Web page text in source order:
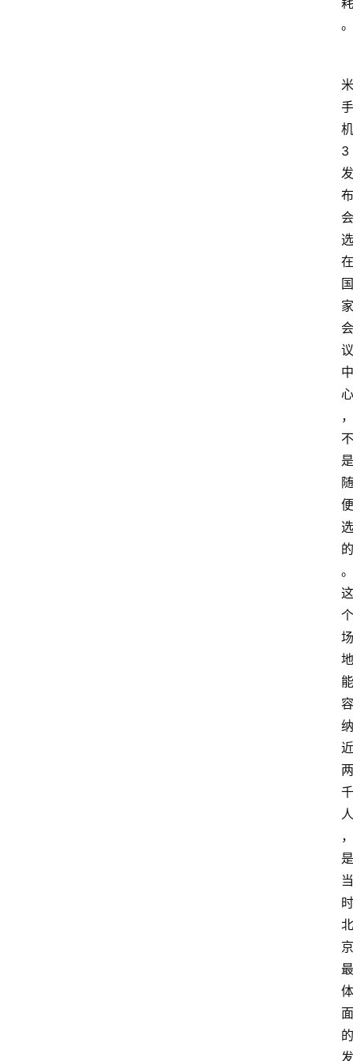
。
米
手
机
3
发
布
会
选
在
国
家
会
议
中
心
，
不
是
随
便
选
的
。
这
个
场
地
能
容
纳
近
两
千
人
，
是
当
时
北
京
最
体
面
的
发